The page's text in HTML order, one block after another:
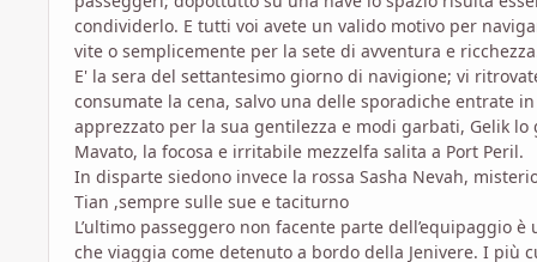
condividerlo. E tutti voi avete un valido motivo per
vite o semplicemente per la sete di avventura e
E' la sera del settantesimo giorno di navigione; vi
consumate la cena, salvo una delle sporadiche entrate
apprezzato per la sua gentilezza e modi garbati, Gelik
Mavato, la focosa e irritabile mezzelfa salita a Port Peril.
In disparte siedono invece la rossa Sasha Nevah,
Tian ,sempre sulle sue e taciturno
L’ultimo passeggero non facente parte dell’equipaggio
che viaggia come detenuto a bordo della Jenivere. I più